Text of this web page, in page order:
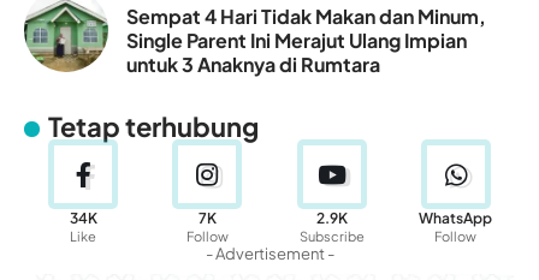
Sempat 4 Hari Tidak Makan dan Minum,
Single Parent Ini Merajut Ulang Impian
untuk 3 Anaknya di Rumtara
Tetap terhubung
34K
Like
7K
Follow
2.9K
Subscribe
WhatsApp
Follow
- Advertisement -